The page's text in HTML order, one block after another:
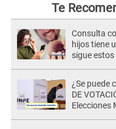
Te
Consulta
hijos tiene
sigue
¿Se puede
DE
Elecciones